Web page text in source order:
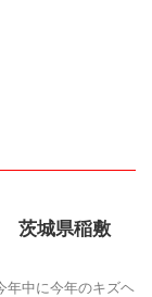
茨城県稲敷
年中に今年のキズヘ